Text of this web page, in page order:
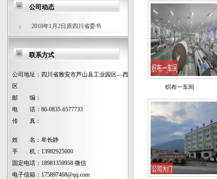
公司动态
2018年1月2日原四川省委书
联系方式
公司地址： 四川省雅安市芦山县工业园区—西
区
邮 编：
电 话： 86-0835-6577733
传 真：
姓 名： 牟长静
手 机： 13982925000
固定电话： 18981359958 微信
电子信箱： 175897468@qq.com
织布一车间